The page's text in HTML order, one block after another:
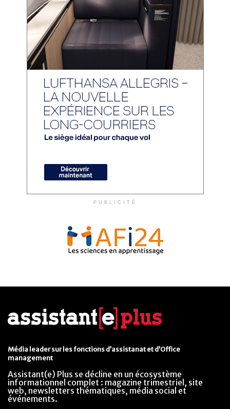
PUBLICITÉ
Média leader sur les fonctions d’assistanat et d’Office
management
Assistant(e) Plus se décline en un écosystème
informationnel complet : magazine trimestriel, site
web, newsletters thématiques, média social et
événements.